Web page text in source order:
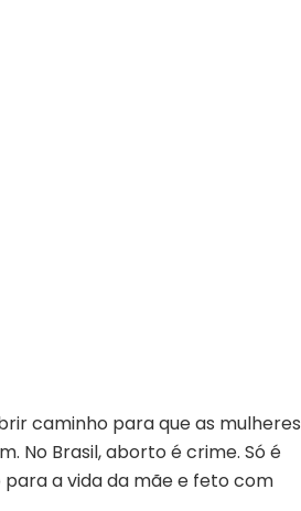
caminho para que as mulheres
No Brasil, aborto é crime. Só é
a vida da mãe e feto com